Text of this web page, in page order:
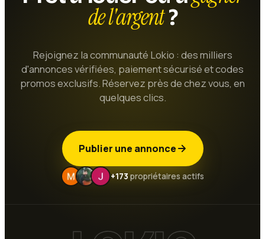
de l'argent?
Rejoignez la communauté Lokio : des milliers
d'annonces vérifiées, paiement sécurisé et codes
promos exclusifs. Réservez près de chez vous, en
quelques clics.
Publier une annonce
+173 propriétaires actifs